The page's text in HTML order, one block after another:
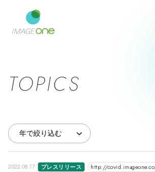
TOPICS
2022.08.17 プレスリリース http://